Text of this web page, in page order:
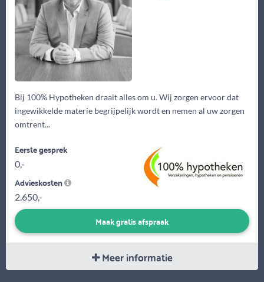
Bij 100% Hypotheken draait alles om u. Wij zorgen ervoor dat
ingewikkelde materie begrijpelijk wordt en nemen al uw zorgen
omtrent...
Eerste gesprek
0,-
Advieskosten
2.650,-
Maak gratis afspraak
Meer informatie